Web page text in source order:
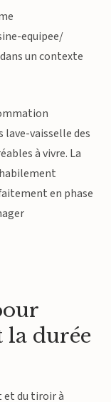
equipee/
un contexte
lave-vaisselle des
à vivre. La
en phase
la durée
et du tiroir à